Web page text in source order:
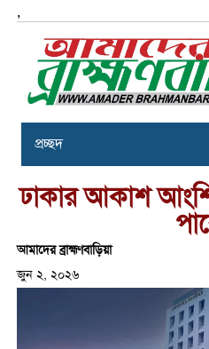
,
প্রচ্ছদ
ঢাকার আকাশ
আমাদের ব্রাহ্মণবাড়িয়া
জুন ২, ২০২৬